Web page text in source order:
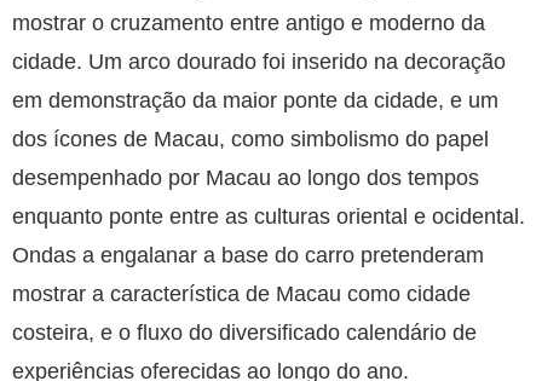
mostrar o cruzamento entre antigo e moderno da
cidade. Um arco dourado foi inserido na decoração
em demonstração da maior ponte da cidade, e um
dos ícones de Macau, como simbolismo do papel
desempenhado por Macau ao longo dos tempos
enquanto ponte entre as culturas oriental e ocidental.
Ondas a engalanar a base do carro pretenderam
mostrar a característica de Macau como cidade
costeira, e o fluxo do diversificado calendário de
experiências oferecidas ao longo do ano.